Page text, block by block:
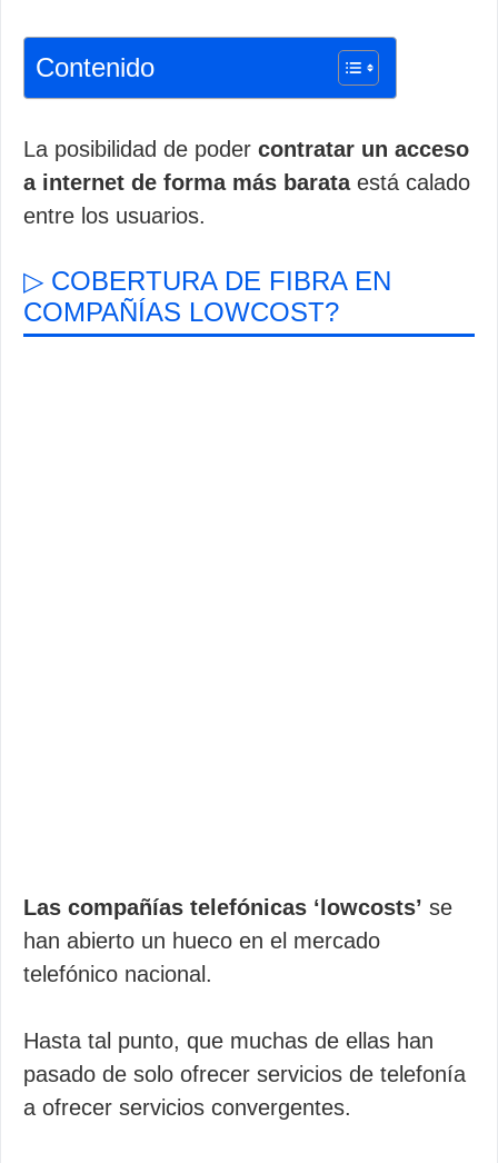
Contenido
La posibilidad de poder contratar un acceso
a internet de forma más barataestá calado
entre los usuarios.
▷ COBERTURA DE FIBRA EN
COMPAÑÍAS LOWCOST?
Las compañías telefónicas ‘lowcosts’ se
han abierto un hueco en el mercado
telefónico nacional.
Hasta tal punto, que muchas de ellas han
pasado de solo ofrecer servicios de telefonía
a ofrecer servicios convergentes.